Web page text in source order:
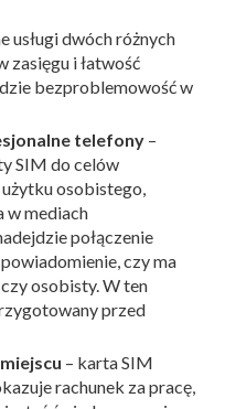
usługi dwóch różnych
zasięgu i łatwość
bezproblemowość w
telefony –
SIM do celów
osobistego,
w mediach
połączenie
czy ma
osobisty. W ten
przed
– karta SIM
rachunek za pracę,